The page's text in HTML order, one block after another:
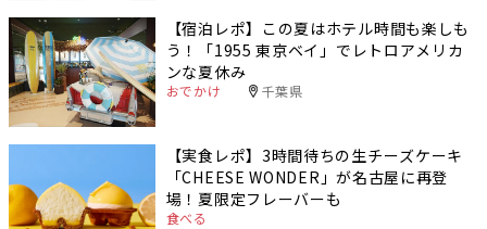
【宿泊レポ】この夏はホテル時間も楽しも
う！「1955 東京ベイ」でレトロアメリカ
ンな夏休み
おでかけ 千葉県
【実食レポ】3時間待ちの生チーズケーキ
「CHEESE WONDER」が名古屋に再登
場！夏限定フレーバーも
食べる